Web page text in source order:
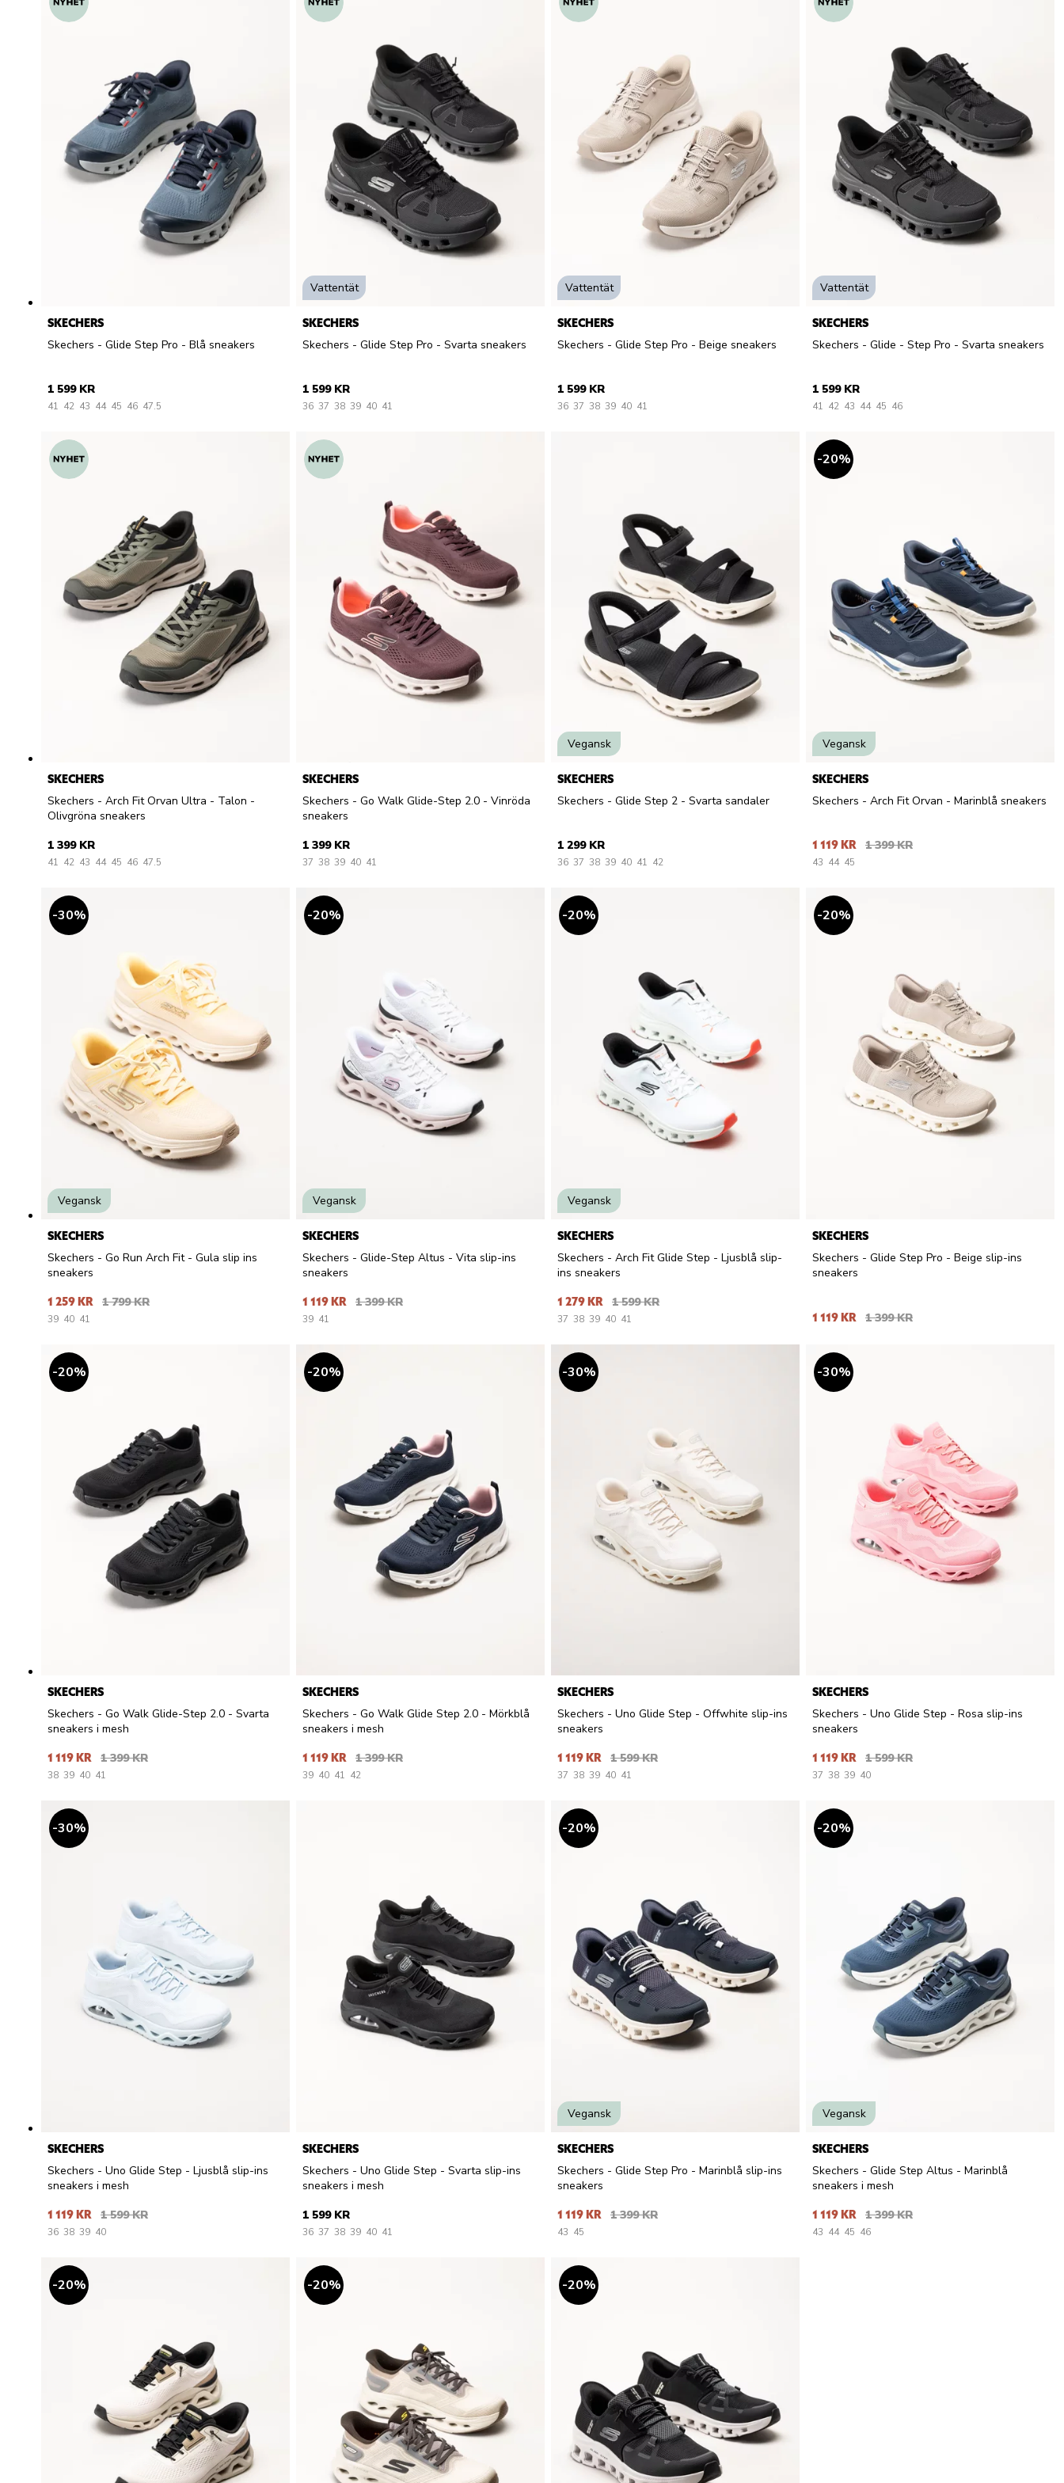
SKECHERS
Skechers - Glide Step Pro - Blå sneakers
1 599 KR
41 42 43 44 45 46 47.5
Vattentät
SKECHERS
Skechers - Glide Step Pro - Svarta sneakers
1 599 KR
36 37 38 39 40 41
Vattentät
SKECHERS
Skechers - Glide Step Pro - Beige sneakers
1 599 KR
36 37 38 39 40 41
Vattentät
SKECHERS
Skechers - Glide - Step Pro - Svarta sneakers
1 599 KR
41 42 43 44 45 46
SKECHERS
Skechers - Arch Fit Orvan Ultra - Talon -
Olivgröna sneakers
1 399 KR
41 42 43 44 45 46 47.5
SKECHERS
Skechers - Go Walk Glide-Step 2.0 - Vinröda
sneakers
1 399 KR
37 38 39 40 41
Vegansk
SKECHERS
Skechers - Glide Step 2 - Svarta sandaler
1 299 KR
36 37 38 39 40 41 42
20%
Vegansk
SKECHERS
Skechers - Arch Fit Orvan - Marinblå sneakers
1 119 KR 1 399 KR
43 44 45
30%
Vegansk
SKECHERS
Skechers - Go Run Arch Fit - Gula slip ins
sneakers
1 259 KR 1 799 KR
39 40 41
20%
Vegansk
SKECHERS
Skechers - Glide-Step Altus - Vita slip-ins
sneakers
1 119 KR 1 399 KR
39 41
20%
Vegansk
SKECHERS
Skechers - Arch Fit Glide Step - Ljusblå slip-
ins sneakers
1 279 KR 1 599 KR
37 38 39 40 41
20%
SKECHERS
Skechers - Glide Step Pro - Beige slip-ins
sneakers
1 119 KR 1 399 KR
20%
SKECHERS
Skechers - Go Walk Glide-Step 2.0 - Svarta
sneakers i mesh
1 119 KR 1 399 KR
38 39 40 41
20%
SKECHERS
Skechers - Go Walk Glide Step 2.0 - Mörkblå
sneakers i mesh
1 119 KR 1 399 KR
39 40 41 42
30%
SKECHERS
Skechers - Uno Glide Step - Offwhite slip-ins
sneakers
1 119 KR 1 599 KR
37 38 39 40 41
30%
SKECHERS
Skechers - Uno Glide Step - Rosa slip-ins
sneakers
1 119 KR 1 599 KR
37 38 39 40
30%
SKECHERS
Skechers - Uno Glide Step - Ljusblå slip-ins
sneakers i mesh
1 119 KR 1 599 KR
36 38 39 40
SKECHERS
Skechers - Uno Glide Step - Svarta slip-ins
sneakers i mesh
1 599 KR
36 37 38 39 40 41
20%
Vegansk
SKECHERS
Skechers - Glide Step Pro - Marinblå slip-ins
sneakers
1 119 KR 1 399 KR
43 45
20%
Vegansk
SKECHERS
Skechers - Glide Step Altus - Marinblå
sneakers i mesh
1 119 KR 1 399 KR
43 44 45 46
20% 20% 20%